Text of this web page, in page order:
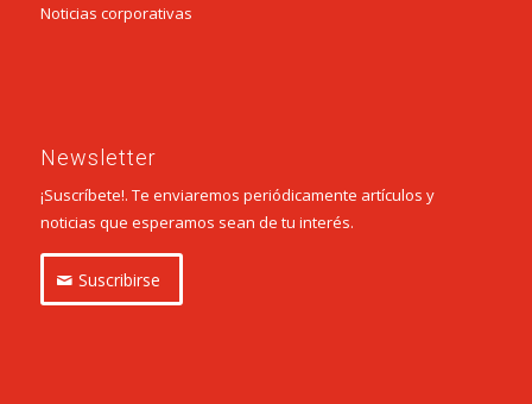
Noticias corporativas
Newsletter
¡Suscríbete!. Te enviaremos periódicamente artículos y
noticias que esperamos sean de tu interés.
Suscribirse